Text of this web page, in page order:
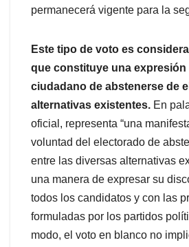
permanecerá vigente para la
Este tipo de voto es
que constituye una expresión
ciudadano de abstenerse de
alternativas existentes. En
oficial, representa “una
voluntad del electorado de
entre las diversas alternativas
una manera de expresar su
todos los candidatos y con las
formuladas por los partidos
modo, el voto en blanco no